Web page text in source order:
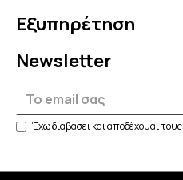
Εξυπηρέτηση
Newsletter
Έχω διαβάσει και αποδέχομαι τους